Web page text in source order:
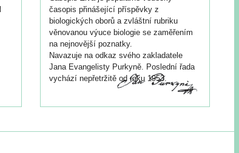
časopis přinášející příspěvky z
biologických oborů a zvláštní rubriku
věnovanou výuce biologie se zaměřením
na nejnovější poznatky.
Navazuje na odkaz svého zakladatele
Jana Evangelisty Purkyně. Poslední řada
vychází nepřetržitě od roku 1953.